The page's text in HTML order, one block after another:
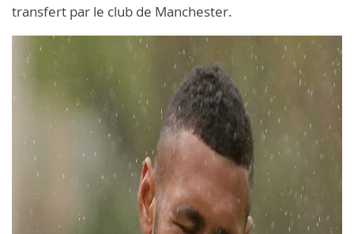
transfert par le club de Manchester.